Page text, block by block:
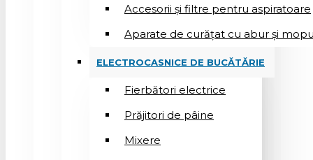
Accesorii și filtre pentru aspiratoare
Aparate de curățat cu abur și
ELECTROCASNICE DE BUCĂTĂRIE
Fierbători electrice
Prăjitori de pâine
Mixere